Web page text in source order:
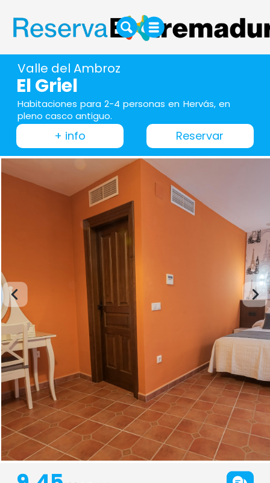
Valle del Ambroz
El Griel
Habitaciones para 2-4 personas en Hervás, en
pleno casco antiguo.
+ info Reservar